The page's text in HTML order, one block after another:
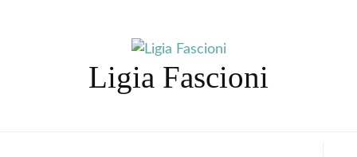
Ligia Fascioni